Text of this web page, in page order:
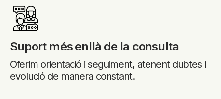
Suport més enllà de la consulta
Oferim orientació i seguiment, atenent dubtes i
evolució de manera constant.